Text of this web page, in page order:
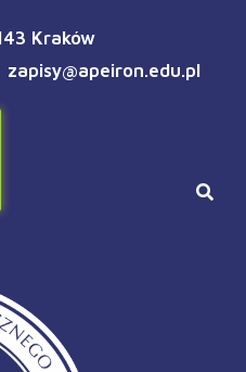
Kraków
zapisy@apeiron.edu.pl